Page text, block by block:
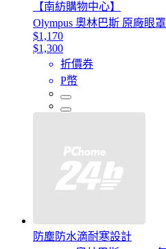
【南紡購物中心】
Olympus 奧林巴斯 原廠眼
$1,170
$1,300
折價券
P幣
防塵防水滴耐寒設計